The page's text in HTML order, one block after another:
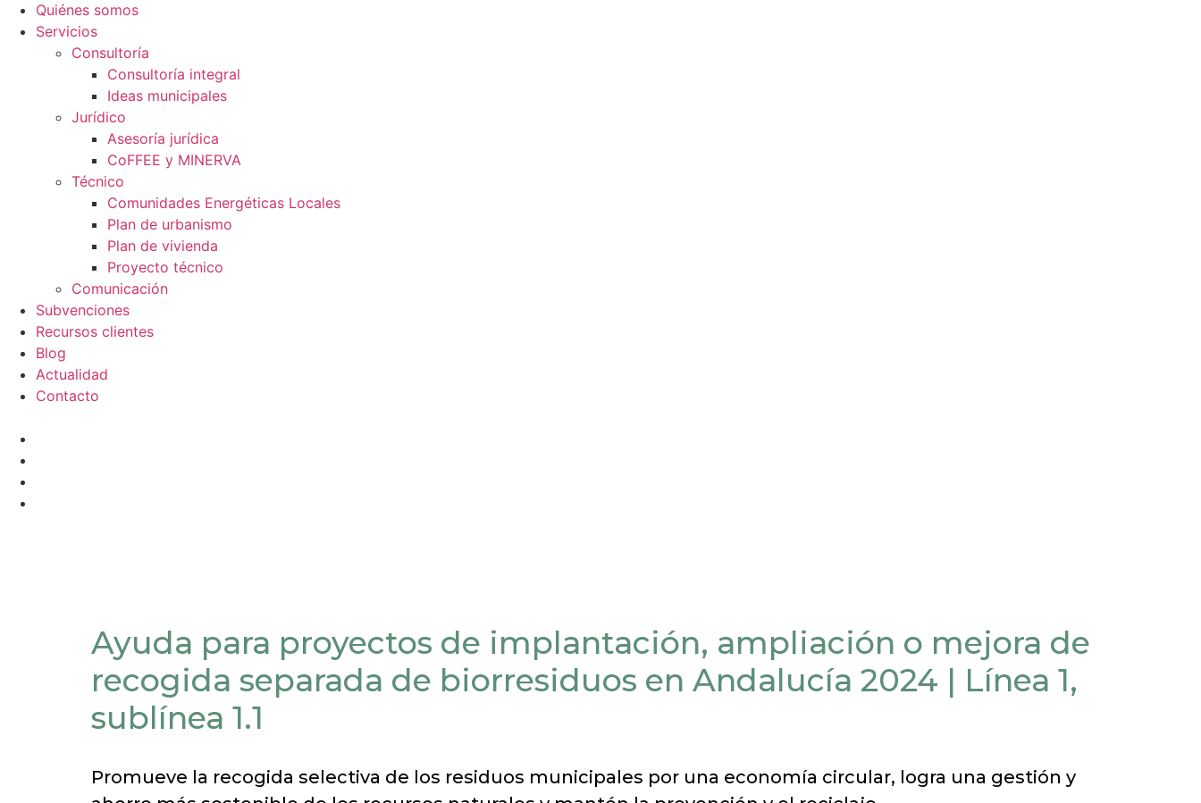
Quiénes somos
Servicios
Consultoría
Consultoría integral
Ideas municipales
Jurídico
Asesoría jurídica
CoFFEE y MINERVA
Técnico
Comunidades Energéticas Locales
Plan de urbanismo
Plan de vivienda
Proyecto técnico
Comunicación
Subvenciones
Recursos clientes
Blog
Actualidad
Contacto
Ayuda para proyectos de implantación, ampliación o mejora de
recogida separada de biorresiduos en Andalucía 2024 | Línea 1,
sublínea 1.1
Promueve la recogida selectiva de los residuos municipales por una economía circular, logra una gestión y